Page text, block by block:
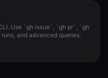
Use `gh issue`, `gh pr`, `gh
and advanced queries.